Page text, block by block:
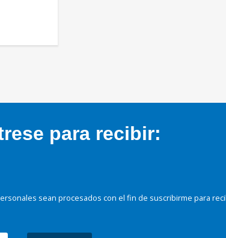
para recibir:
sean procesados con el fin de suscribirme para